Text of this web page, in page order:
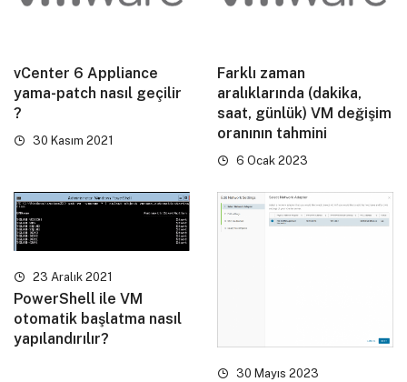
vCenter 6 Appliance
yama-patch nasıl geçilir
?
30 Kasım 2021
Farklı zaman
aralıklarında (dakika,
saat, günlük) VM değişim
oranının tahmini
6 Ocak 2023
23 Aralık 2021
PowerShell ile VM
otomatik başlatma nasıl
yapılandırılır?
30 Mayıs 2023